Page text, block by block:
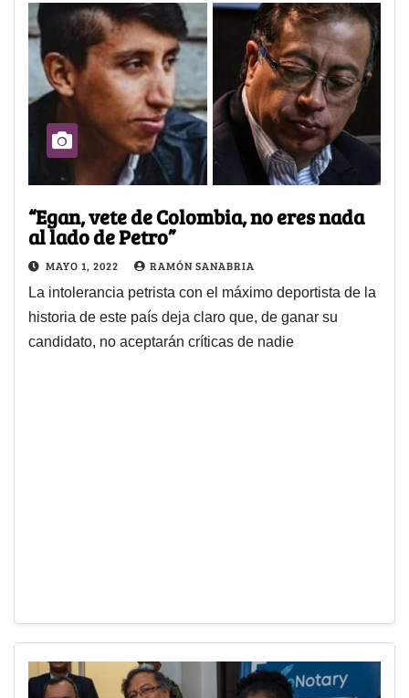
“Egan, vete de Colombia, no eres nada
al lado de Petro”
MAYO 1, 2022 RAMÓN SANABRIA
La intolerancia petrista con el máximo deportista de la
historia de este país deja claro que, de ganar su
candidato, no aceptarán críticas de nadie